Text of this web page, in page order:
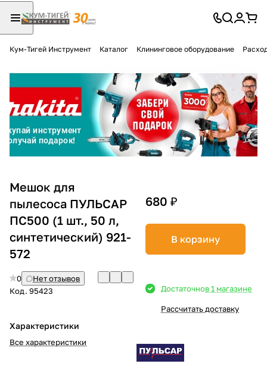
Кум-Тигей Инструмент Каталог Клининговое оборудование
Мешок для
пылесоса ПУЛЬСАР
ПС500 (1 шт., 50 л,
синтетический) 921-
572
0
Нет отзывов
Код. 95423
Характеристики
Все характеристики
680 ₽
В корзину
Достаточнов 1 магазине
Рассчитать доставку
Разбейте
оплатуна части
без переплат
График платежей
Сегодня
Добавляйте товары
Оплачивайте сегодня только
% картой любого банка